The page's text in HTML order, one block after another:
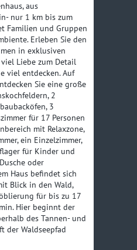
aus
nur 1 km bis zum
Familien und Gruppen
Erleben Sie den
in exklusiven
Liebe zum Detail
viel entdecken. Auf
Sie eine große
2
3
für 17 Personen
mit Relaxzone,
ein Einzelzimmer,
für Kinder und
oder
Haus befindet sich
Blick in den Wald,
für bis zu 17
Hier beginnt der
des Tannen- und
der Waldseepfad
12,-€
Kostenlos
10,-€
45,-€